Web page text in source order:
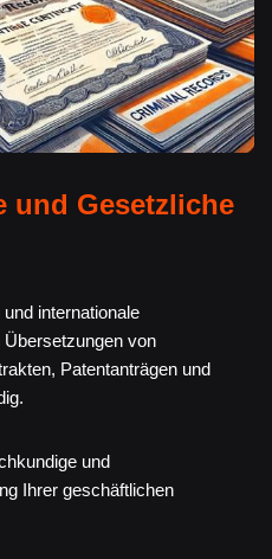
und Gesetzliche
internationale
von
Patentanträgen und
und
Ihrer geschäftlichen